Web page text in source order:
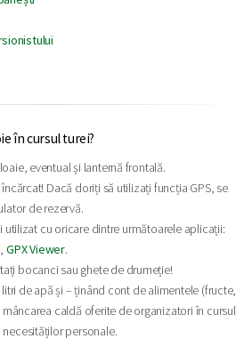
în cursul turei?
eventual și lanternă frontală.
Dacă doriți să utilizați funcția GPS, se
de rezervă.
utilizat cu oricare dintre următoarele aplicații:
,GPX Viewer.
bocanci sau ghete de drumeție!
de apă și – ținând cont de alimentele (fructe,
caldă oferite de organizatori în cursul
personale.